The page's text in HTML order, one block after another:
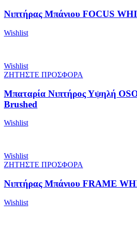
Νιπτήρας Μπάνιου FOCUS
Wishlist
Wishlist
ΖΗΤΗΣΤΕ ΠΡΟΣΦΟΡΑ
Μπαταρία Νιπτήρος Υψηλή
Brushed
Wishlist
Wishlist
ΖΗΤΗΣΤΕ ΠΡΟΣΦΟΡΑ
Νιπτήρας Μπάνιου FRAME
Wishlist